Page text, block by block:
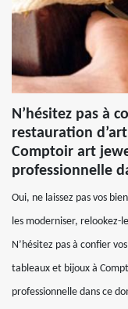
N’hésitez pas à
restauration
Comptoir art
professionnelle
Oui, ne laissez pas vos
les moderniser, relookez-
N’hésitez pas à confier
tableaux et bijoux à
professionnelle dans ce